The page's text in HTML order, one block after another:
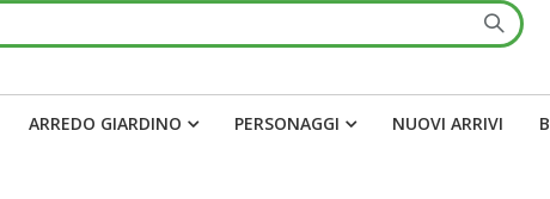
ARREDO GIARDINO PERSONAGGI NUOVI ARRIVI